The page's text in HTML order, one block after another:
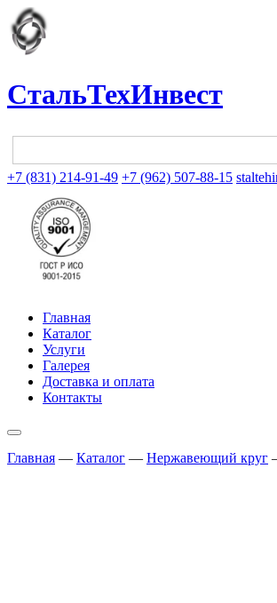
СтальТехИнвест
+7 (831) 214-91-49 +7 (962) 507-88-15
Главная
Каталог
Услуги
Галерея
Доставка и оплата
Контакты
Главная — Каталог — Нержавеющий круг